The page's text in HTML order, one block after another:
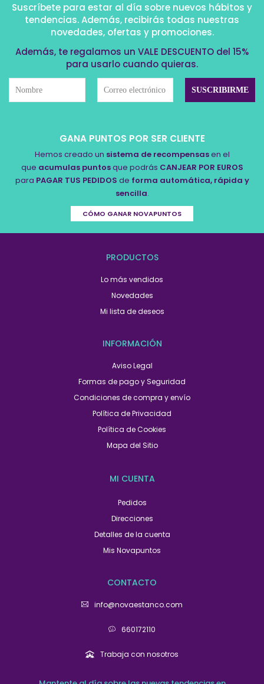
Suscríbete para estar al día sobre nuevos hábitos y
tendencias. Además, recibirás todas nuestras
novedades, ofertas y promociones.
Además, te regalamos un VALE DESCUENTO del 15%
para usarlo cuando quieras.
GANA PUNTOS POR SER CLIENTE
Hemos creado un sistema de recompensasen el
que acumulas puntosque podrás CANJEAR POR EUROS
para PAGAR TUS PEDIDOS de forma automática, rápida y
sencilla.
CÓMO GANAR NOVAPUNTOS
PRODUCTOS
Lo más vendidos
Novedades
Mi lista de deseos
INFORMACIÓN
Aviso Legal
Formas de pago y Seguridad
Condiciones de compra y envío
Política de Privacidad
Política de Cookies
Mapa del Sitio
MI CUENTA
Pedidos
Direcciones
Detalles de la cuenta
Mis Novapuntos
CONTACTO
info@novaestanco.com
660172110
Trabaja con nosotros